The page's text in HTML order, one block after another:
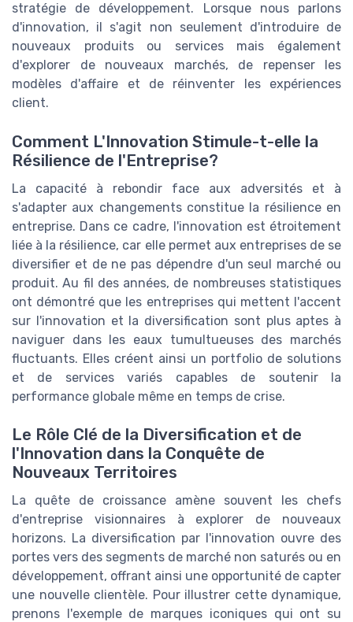
stratégie de développement. Lorsque nous parlons
d'innovation, il s'agit non seulement d'introduire de
nouveaux produits ou services mais également
d'explorer de nouveaux marchés, de repenser les
modèles d'affaire et de réinventer les expériences
client.
Comment L'Innovation Stimule-t-elle la
Résilience de l'Entreprise?
La capacité à rebondir face aux adversités et à
s'adapter aux changements constitue la résilience en
entreprise. Dans ce cadre, l'innovation est étroitement
liée à la résilience, car elle permet aux entreprises de se
diversifier et de ne pas dépendre d'un seul marché ou
produit. Au fil des années, de nombreuses statistiques
ont démontré que les entreprises qui mettent l'accent
sur l'innovation et la diversification sont plus aptes à
naviguer dans les eaux tumultueuses des marchés
fluctuants. Elles créent ainsi un portfolio de solutions
et de services variés capables de soutenir la
performance globale même en temps de crise.
Le Rôle Clé de la Diversification et de
l'Innovation dans la Conquête de
Nouveaux Territoires
La quête de croissance amène souvent les chefs
d'entreprise visionnaires à explorer de nouveaux
horizons. La diversification par l'innovation ouvre des
portes vers des segments de marché non saturés ou en
développement, offrant ainsi une opportunité de capter
une nouvelle clientèle. Pour illustrer cette dynamique,
prenons l'exemple de marques iconiques qui ont su